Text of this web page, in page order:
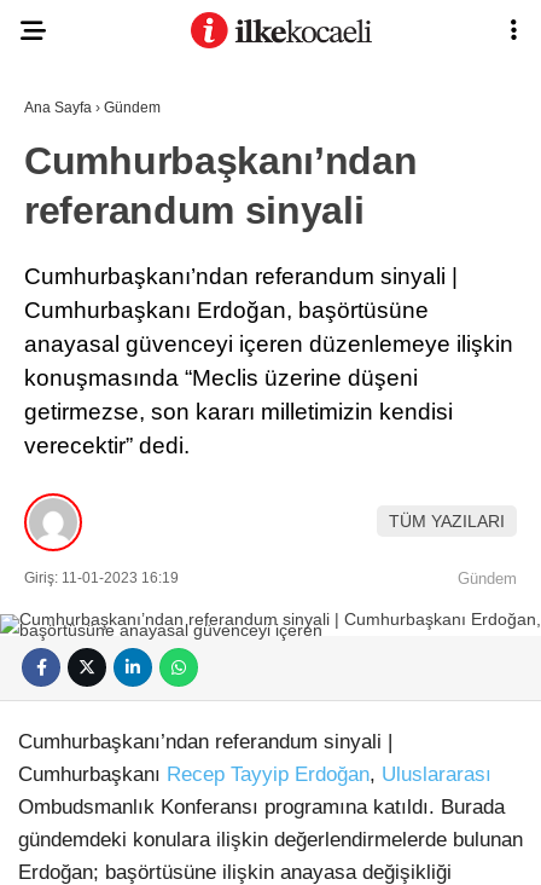
Ana Sayfa › Gündem
Cumhurbaşkanı’ndan
referandum sinyali
Cumhurbaşkanı’ndan referandum sinyali |
Cumhurbaşkanı Erdoğan, başörtüsüne
anayasal güvenceyi içeren düzenlemeye ilişkin
konuşmasında “Meclis üzerine düşeni
getirmezse, son kararı milletimizin kendisi
verecektir” dedi.
TÜM YAZILARI
Giriş: 11-01-2023 16:19 Gündem
Cumhurbaşkanı’ndan referandum sinyali |
Cumhurbaşkanı Recep Tayyip Erdoğan, Uluslararası
Ombudsmanlık Konferansı programına katıldı. Burada
gündemdeki konulara ilişkin değerlendirmelerde bulunan
Erdoğan; başörtüsüne ilişkin anayasa değişikliği